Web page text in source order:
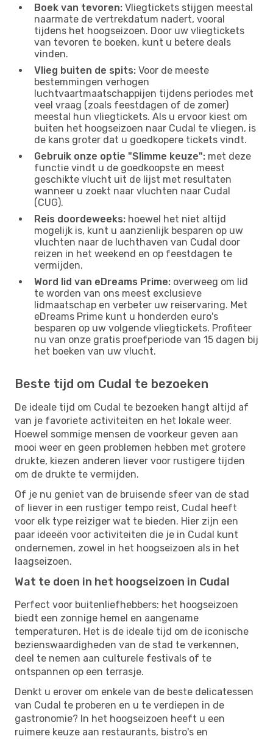
Boek van tevoren: Vliegtickets stijgen meestal
naarmate de vertrekdatum nadert, vooral
tijdens het hoogseizoen. Door uw vliegtickets
van tevoren te boeken, kunt u betere deals
vinden.
Vlieg buiten de spits: Voor de meeste
bestemmingen verhogen
luchtvaartmaatschappijen tijdens periodes met
veel vraag (zoals feestdagen of de zomer)
meestal hun vliegtickets. Als u ervoor kiest om
buiten het hoogseizoen naar Cudal te vliegen, is
de kans groter dat u goedkopere tickets vindt.
Gebruik onze optie "Slimme keuze": met deze
functie vindt u de goedkoopste en meest
geschikte vlucht uit de lijst met resultaten
wanneer u zoekt naar vluchten naar Cudal
(CUG).
Reis doordeweeks: hoewel het niet altijd
mogelijk is, kunt u aanzienlijk besparen op uw
vluchten naar de luchthaven van Cudal door
reizen in het weekend en op feestdagen te
vermijden.
Word lid van eDreams Prime: overweeg om lid
te worden van ons meest exclusieve
lidmaatschap en verbeter uw reiservaring. Met
eDreams Prime kunt u honderden euro's
besparen op uw volgende vliegtickets. Profiteer
nu van onze gratis proefperiode van 15 dagen bij
het boeken van uw vlucht.
Beste tijd om Cudal te bezoeken
De ideale tijd om Cudal te bezoeken hangt altijd af
van je favoriete activiteiten en het lokale weer.
Hoewel sommige mensen de voorkeur geven aan
mooi weer en geen problemen hebben met grotere
drukte, kiezen anderen liever voor rustigere tijden
om de drukte te vermijden.
Of je nu geniet van de bruisende sfeer van de stad
of liever in een rustiger tempo reist, Cudal heeft
voor elk type reiziger wat te bieden. Hier zijn een
paar ideeën voor activiteiten die je in Cudal kunt
ondernemen, zowel in het hoogseizoen als in het
laagseizoen.
Wat te doen in het hoogseizoen in Cudal
Perfect voor buitenliefhebbers: het hoogseizoen
biedt een zonnige hemel en aangename
temperaturen. Het is de ideale tijd om de iconische
bezienswaardigheden van de stad te verkennen,
deel te nemen aan culturele festivals of te
ontspannen op een terrasje.
Denkt u erover om enkele van de beste delicatessen
van Cudal te proberen en u te verdiepen in de
gastronomie? In het hoogseizoen heeft u een
ruimere keuze aan restaurants, bistro's en